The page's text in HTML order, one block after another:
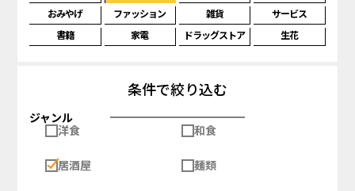
おみやげ ファッション 雑貨
サービス
書籍
家電 ドラッグストア 生花
条件で絞り込む
ジャンル
洋食
和食
居酒屋 麺類